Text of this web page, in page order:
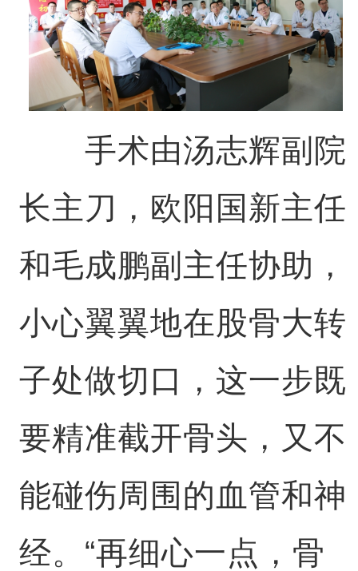
手术由汤志辉副院
长主刀，欧阳国新主任
和毛成鹏副主任协助，
小心翼翼地在股骨大转
子处做切口，这一步既
要精准截开骨头，又不
能碰伤周围的血管和神
经。“再细心一点，骨